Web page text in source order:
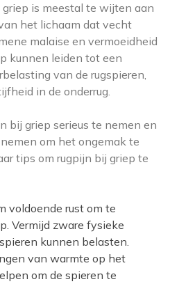
is meestal te wijten aan
het lichaam dat vecht
malaise en vermoeidheid
kunnen leiden tot een
van de rugspieren,
in de onderrug.
bij griep serieus te nemen en
om het ongemak te
tips om rugpijn bij griep te
voldoende rust om te
Vermijd zware fysieke
kunnen belasten.
van warmte op het
om de spieren te